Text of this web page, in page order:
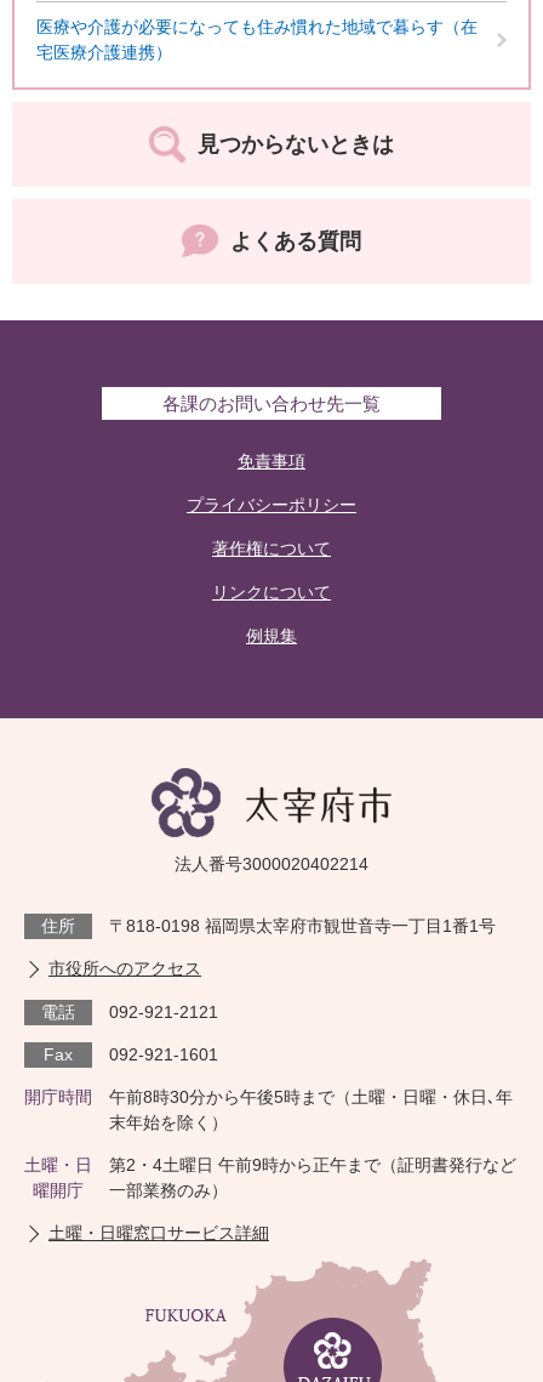
医療や介護が必要になっても住み慣れた地域で暮らす（在
宅医療介護連携）
見つからないときは
よくある質問
各課のお問い合わせ先一覧
免責事項
プライバシーポリシー
著作権について
リンクについて
例規集
法人番号3000020402214
住所 〒818-0198 福岡県太宰府市観世音寺一丁目1番1号
市役所へのアクセス
電話 092-921-2121
Fax 092-921-1601
開庁時間
午前8時30分から午後5時まで（土曜・日曜・休日､年
末年始を除く）
土曜・日
曜開庁
第2・4土曜日 午前9時から正午まで（証明書発行など
一部業務のみ）
土曜・日曜窓口サービス詳細